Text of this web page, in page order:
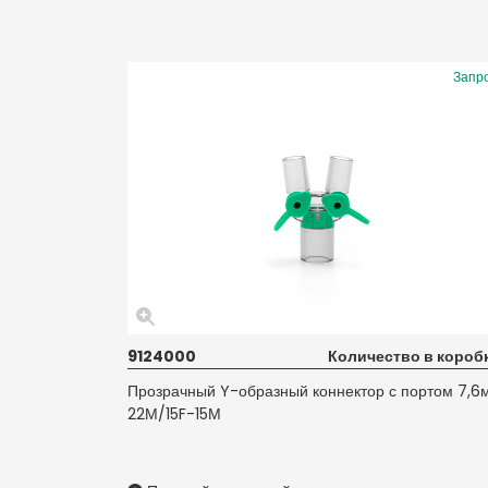
9124000
Количество в
Прозрачный Y-образный коннектор с портом
22М/15F-15М